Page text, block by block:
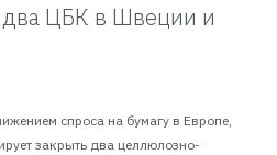
два ЦБК в Швеции и
спроса на бумагу в Европе,
закрыть два целлюлозно-